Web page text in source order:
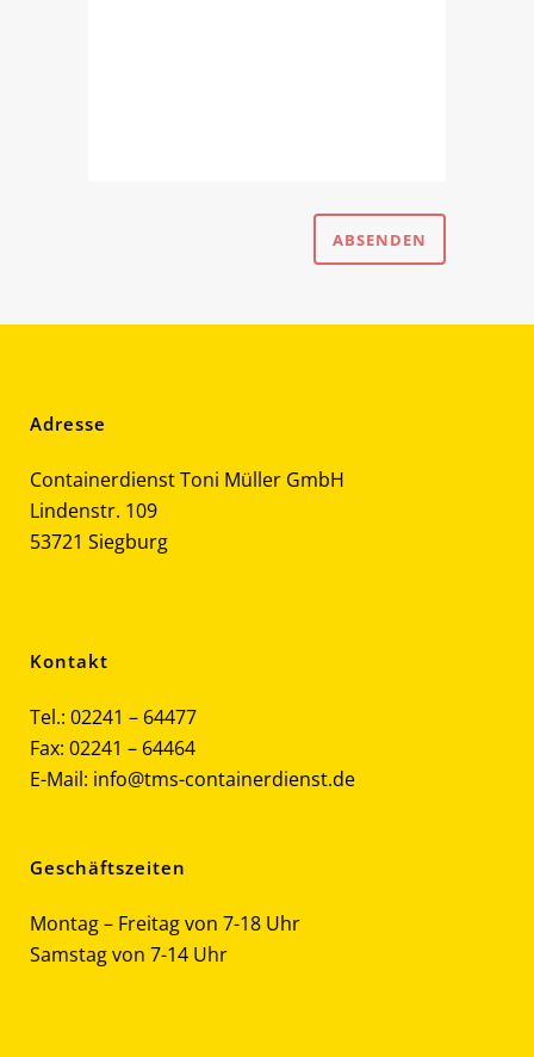
Adresse
Containerdienst Toni Müller GmbH
Lindenstr. 109
53721 Siegburg
Kontakt
Tel.: 02241 – 64477
Fax: 02241 – 64464
E-Mail: info@tms-containerdienst.de
Geschäftszeiten
Montag – Freitag von 7-18 Uhr
Samstag von 7-14 Uhr